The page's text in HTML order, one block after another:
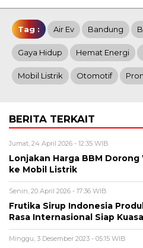
Tag : Air Ev Bandung
Gaya Hidup Hemat Energi
Mobil Listrik Otomotif
BERITA TERKAIT
Jumat, 24 April 2026 - 12:35 WIB
Lonjakan Harga BBM
ke Mobil Listrik
Senin, 20 April 2026 - 17:36 WIB
Frutika Sirup Indonesia
Rasa Internasional Siap
Minggu, 3 Desember 2023 - 05:15 WIB